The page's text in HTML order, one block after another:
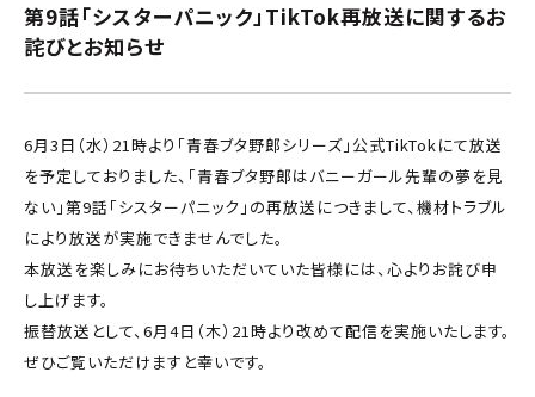
第9話「シスターパニック」TikTok再放送に関するお
詫びとお知らせ
6月3日（水）21時より「青春ブタ野郎シリーズ」公式TikTokにて放送
を予定しておりました、「青春ブタ野郎はバニーガール先輩の夢を見
ない」第9話「シスターパニック」の再放送につきまして、機材トラブル
により放送が実施できませんでした。
本放送を楽しみにお待ちいただいていた皆様には、心よりお詫び申
し上げます。
振替放送として、6月4日（木）21時より改めて配信を実施いたします。
ぜひご覧いただけますと幸いです。